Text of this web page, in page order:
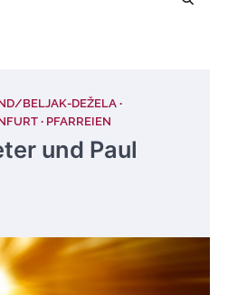
BELJAK-DEŽELA
PFARREIEN
und Paul